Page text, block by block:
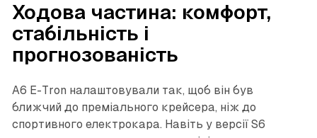
Ходова частина: комфорт,
стабільність і
прогнозованість
A6 E-Tron налаштовували так, щоб він був
ближчий до преміального крейсера, ніж до
спортивного електрокара. Навіть у версії S6